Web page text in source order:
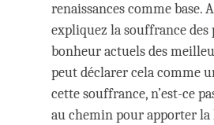
renaissances comme base.
expliquez la souffrance
bonheur actuels des
peut déclarer cela comme
cette souffrance, n’est-ce
au chemin pour apporter la